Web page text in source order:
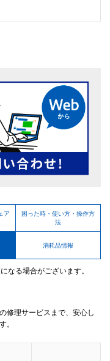
ア
困った時・使い方・操作方
法
消耗品情報
なる場合がございます。
修理サービスまで、安心し
。